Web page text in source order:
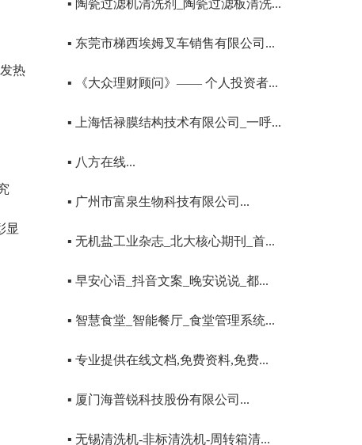
热
显
▪ 陶瓷过滤机清洗剂_陶瓷过滤板清洗...
▪ 东莞市梯西埃姆叉车销售有限公司...
▪ 《大众理财顾问》—— 个人投资者...
▪ 上海恬禄膜结构技术有限公司_一呼...
▪ 八方在线...
▪ 广州市富泉生物科技有限公司...
▪ 无机盐工业杂志_北大核心期刊_首...
▪ 早安心语_抖音文案_晚安说说_都...
▪ 智慧食堂_智能餐厅_食堂管理系统...
▪ 专业提供在线文档,免费资料,免费...
▪ 厦门海普锐科技股份有限公司...
▪ 无锡清洗机-非标清洗机-周转箱清...